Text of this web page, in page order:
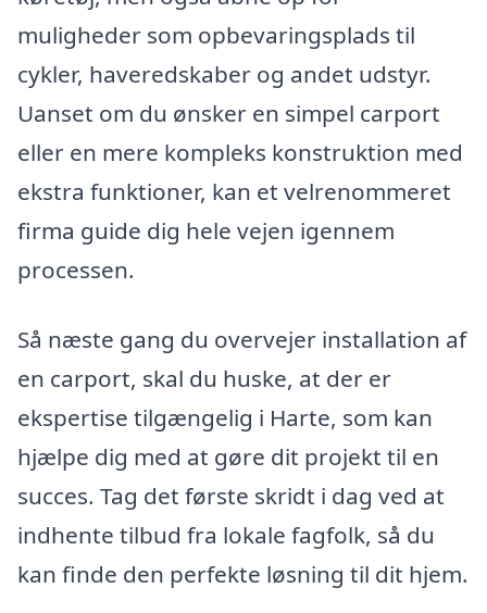
muligheder som opbevaringsplads til
cykler, haveredskaber og andet udstyr.
Uanset om du ønsker en simpel carport
eller en mere kompleks konstruktion med
ekstra funktioner, kan et velrenommeret
firma guide dig hele vejen igennem
processen.
Så næste gang du overvejer installation af
en carport, skal du huske, at der er
ekspertise tilgængelig i Harte, som kan
hjælpe dig med at gøre dit projekt til en
succes. Tag det første skridt i dag ved at
indhente tilbud fra lokale fagfolk, så du
kan finde den perfekte løsning til dit hjem.